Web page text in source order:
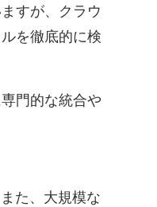
すが、クラウ
を徹底的に検
門的な統合や
た、大規模な